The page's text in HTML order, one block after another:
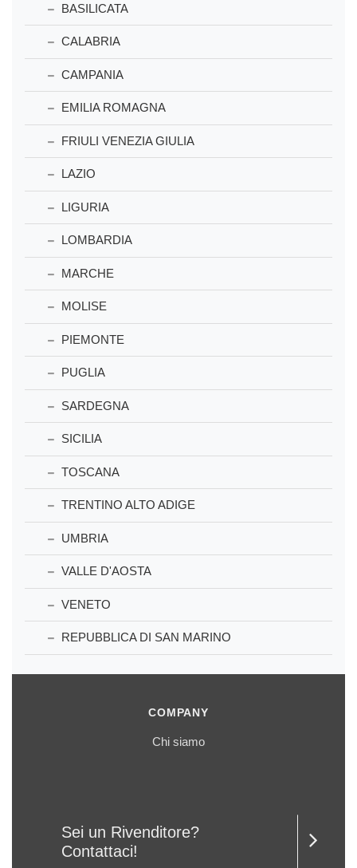
BASILICATA
CALABRIA
CAMPANIA
EMILIA ROMAGNA
FRIULI VENEZIA GIULIA
LAZIO
LIGURIA
LOMBARDIA
MARCHE
MOLISE
PIEMONTE
PUGLIA
SARDEGNA
SICILIA
TOSCANA
TRENTINO ALTO ADIGE
UMBRIA
VALLE D'AOSTA
VENETO
REPUBBLICA DI SAN MARINO
COMPANY
Chi siamo
Sei un Rivenditore?
Contattaci!